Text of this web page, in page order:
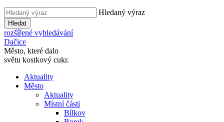
Hledaný výraz
Hledat
rozšířené vyhledávání
Dačice
Město, které dalo
světu kostkový cukr.
Aktuality
Město
Aktuality
Místní části
Bílkov